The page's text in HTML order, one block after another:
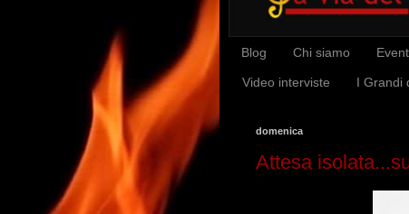
Blog Chi siamo
Video interviste I Grandi
domenica
Attesa